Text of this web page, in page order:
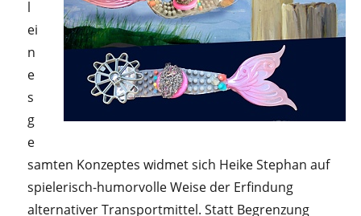
l
ei
n
e
s
g
e
samten Konzeptes widmet sich Heike Stephan auf
spielerisch-humorvolle Weise der Erfindung
alternativer Transportmittel. Statt Begrenzung